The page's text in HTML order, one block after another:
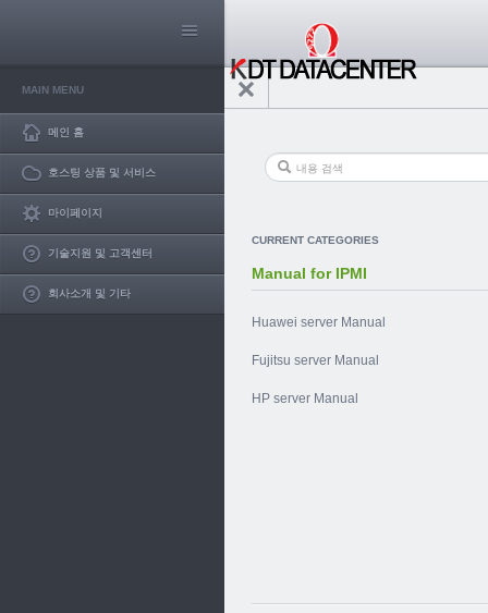
MAIN MENU
메인 홈
호스팅 상품 및 서비스
마이페이지
기술지원 및 고객센터
회사소개 및 기타
CURRENT CATEGORIES
Manual for IPMI
Huawei server Manual
Fujitsu server Manual
HP server Manual